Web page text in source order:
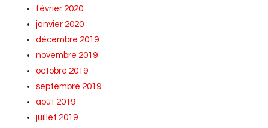
février 2020
janvier 2020
décembre 2019
novembre 2019
octobre 2019
septembre 2019
août 2019
juillet 2019